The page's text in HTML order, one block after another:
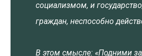
социализмом, и
граждан, неспособно
В этом смысле: «Подними